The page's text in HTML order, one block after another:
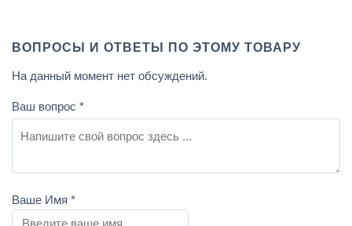
ВОПРОСЫ И ОТВЕТЫ ПО ЭТОМУ ТОВАРУ
На данный момент нет обсуждений.
Ваш вопрос *
Ваше Имя *